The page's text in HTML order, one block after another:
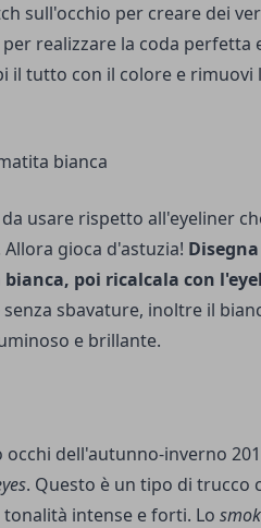
sull'occhio per creare dei
realizzare la coda perfetta
il tutto con il colore e rimuovi
bianca
usare rispetto all'eyeliner
gioca d'astuzia!
poi ricalcala con
sbavature, inoltre il
e brillante.
dell'autunno-inverno
. Questo è un tipo di trucco
intense e forti. Lo